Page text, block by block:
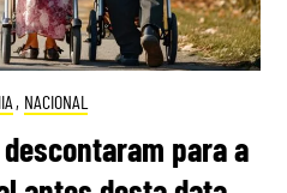
, NACIONAL
para a